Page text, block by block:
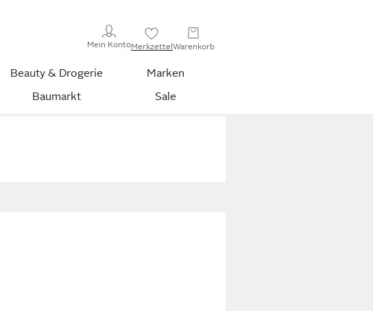
Mein KontoMerkzettelWarenkorb
Beauty & Drogerie
Marken
Baumarkt Sale